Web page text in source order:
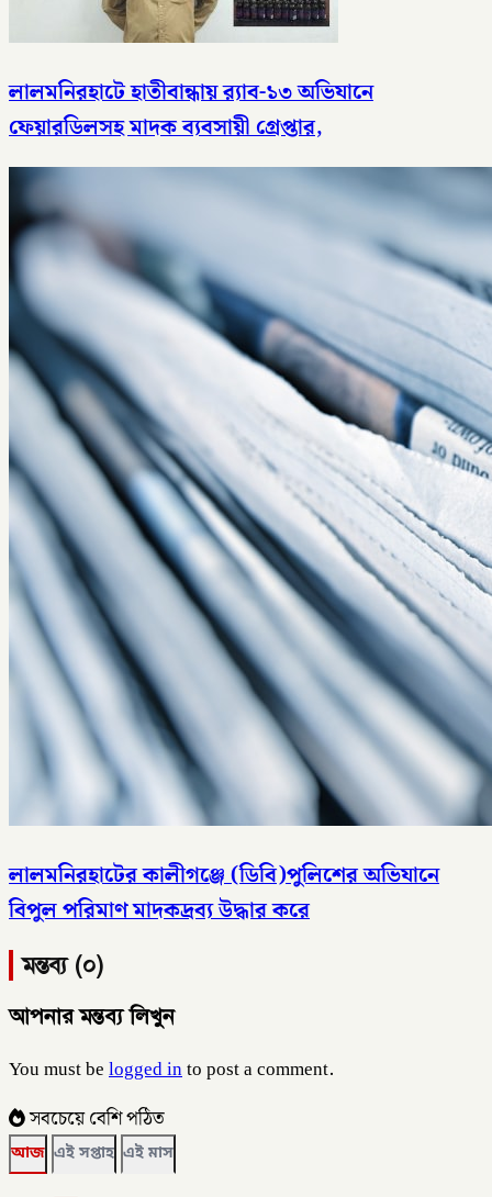
লালমনিরহাটে হাতীবান্ধায় র‌্যাব-১৩ অভিযানে
ফেয়ারডিলসহ মাদক ব্যবসায়ী গ্রেপ্তার,
লালমনিরহাটের কালীগঞ্জে (ডিবি)পুলিশের অভিযানে
বিপুল পরিমাণ মাদকদ্রব্য উদ্ধার করে
মন্তব্য (০)
আপনার মন্তব্য লিখুন
You must belogged into post a comment.
সবচেয়ে বেশি পঠিত
আজ এই সপ্তাহ এই মাস